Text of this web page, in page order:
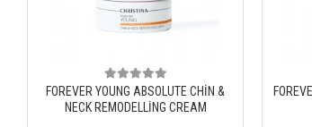
FOREVER YOUNG ABSOLUTE CHİN &
NECK REMODELLİNG CREAM